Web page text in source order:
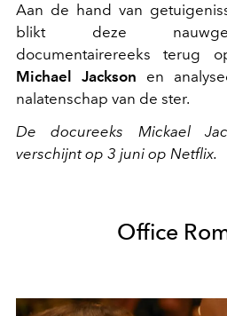
Aan de hand van
blikt deze
documentairereeks terug
Michael Jackson en
nalatenschap van de ster.
De docureeks Mickael
verschijnt op 3 juni op Netflix.
Office